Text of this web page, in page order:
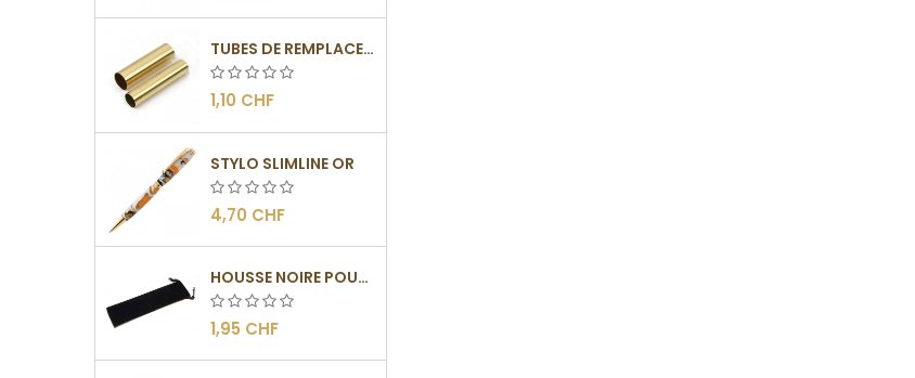
TUBES DE REMPLACEMENT POUR MÉCANISMES SLIMLINE
1,10 CHF
STYLO SLIMLINE OR
4,70 CHF
HOUSSE NOIRE POUR STYLOS
1,95 CHF